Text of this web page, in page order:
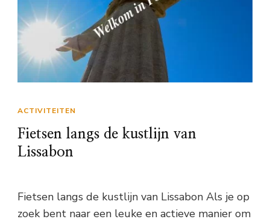
ACTIVITEITEN
Fietsen langs de kustlijn van
Lissabon
Fietsen langs de kustlijn van Lissabon Als je op
zoek bent naar een leuke en actieve manier om